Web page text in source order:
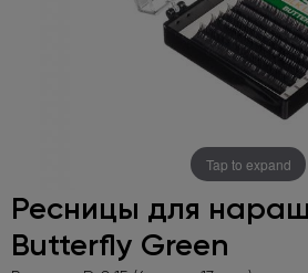
Tap to expand
Ресницы для
Butterfly Green